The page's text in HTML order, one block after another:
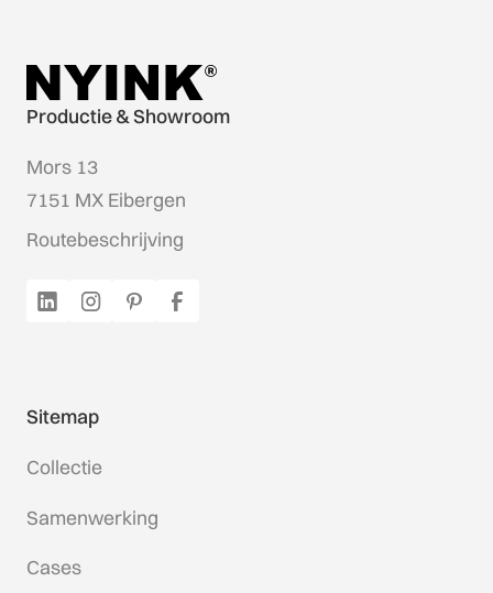
Productie & Showroom
Mors 13
7151 MX Eibergen
Routebeschrijving
Sitemap
Collectie
Samenwerking
Cases